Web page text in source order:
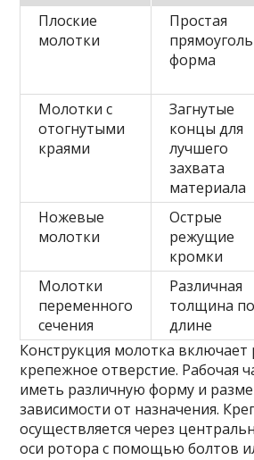
Плоские
молотки
Простая
форма
Молотки с
отогнутыми
краями
Загнутые
концы для
лучшего
захвата
материала
Ножевые
молотки
Острые
режущие
кромки
Молотки
переменного
сечения
Различная
толщина по
длине
Конструкция молотка включает
крепежное отверстие. Рабочая
иметь различную форму и
зависимости от назначения.
осуществляется через
оси ротора с помощью болтов